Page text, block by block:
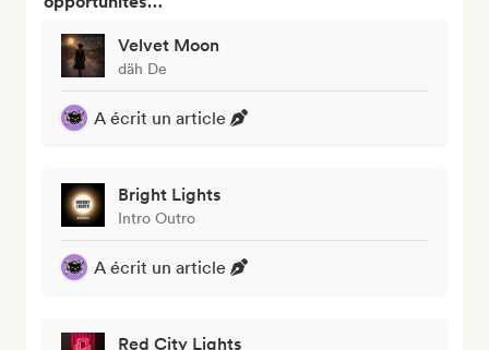
Velvet Moon
däh De
A écrit un article
Bright Lights
Intro Outro
A écrit un article
Red City Lights